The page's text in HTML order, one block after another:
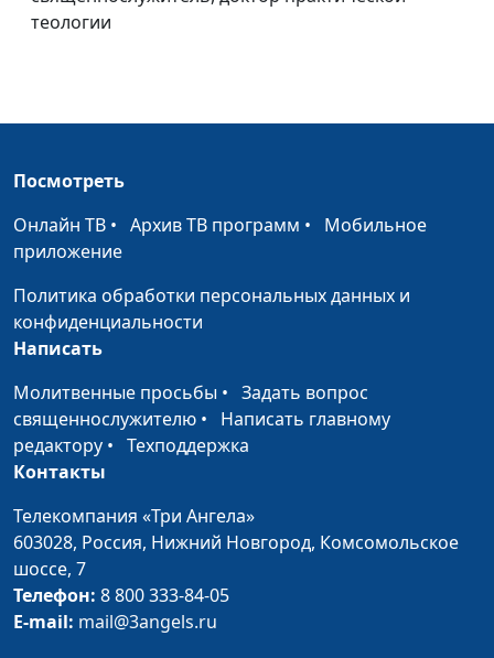
Знание о Боге: зачем
конфликт?
священнослужитель
Где найти утешение?
Как услышать Бога?
Спасение по вере
Добро не пропадает
Виталий Грушко,
священнослужитель
Как стать другом
Для чего прощать
других?
Виталий Грушко,
священнослужитель
Выбор спутника
жизни
теологии
Посмотреть
Онлайн ТВ • Архив ТВ программ • Мобильное
приложение
Политика обработки персональных данных и
конфиденциальности
Написать
Молитвенные просьбы • Задать вопрос
священнослужителю • Написать главному
редактору • Техподдержка
Контакты
Телекомпания «Три Ангела»
603028, Россия, Нижний Новгород, Комсомольское
шоссе, 7
Телефон: 8 800 333-84-05
E-mail: mail@3angels.ru